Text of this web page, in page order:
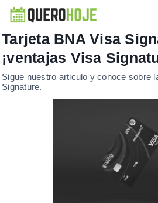
Tarjeta BNA Visa
¡ventajas Visa
Sigue nuestro articulo y conoce sobre
Signature.